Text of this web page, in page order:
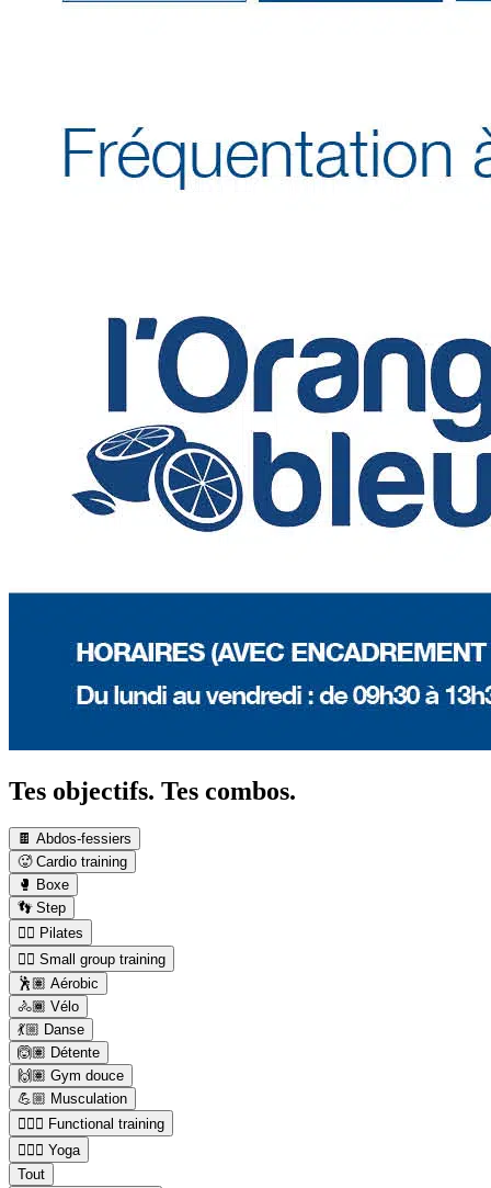
Tes objectifs. Tes combos.
🍫 Abdos-fessiers
🥵 Cardio training
🥊 Boxe
👣 Step
🤸‍♀️ Pilates
👯‍♂️ Small group training
🕺🏽 Aérobic
🚴🏾 Vélo
💃🏼 Danse
🙆🏽 Détente
🙌🏽 Gym douce
💪🏼 Musculation
🏋🏼‍♂️ Functional training
🧘🏼‍♂️ Yoga
Tout